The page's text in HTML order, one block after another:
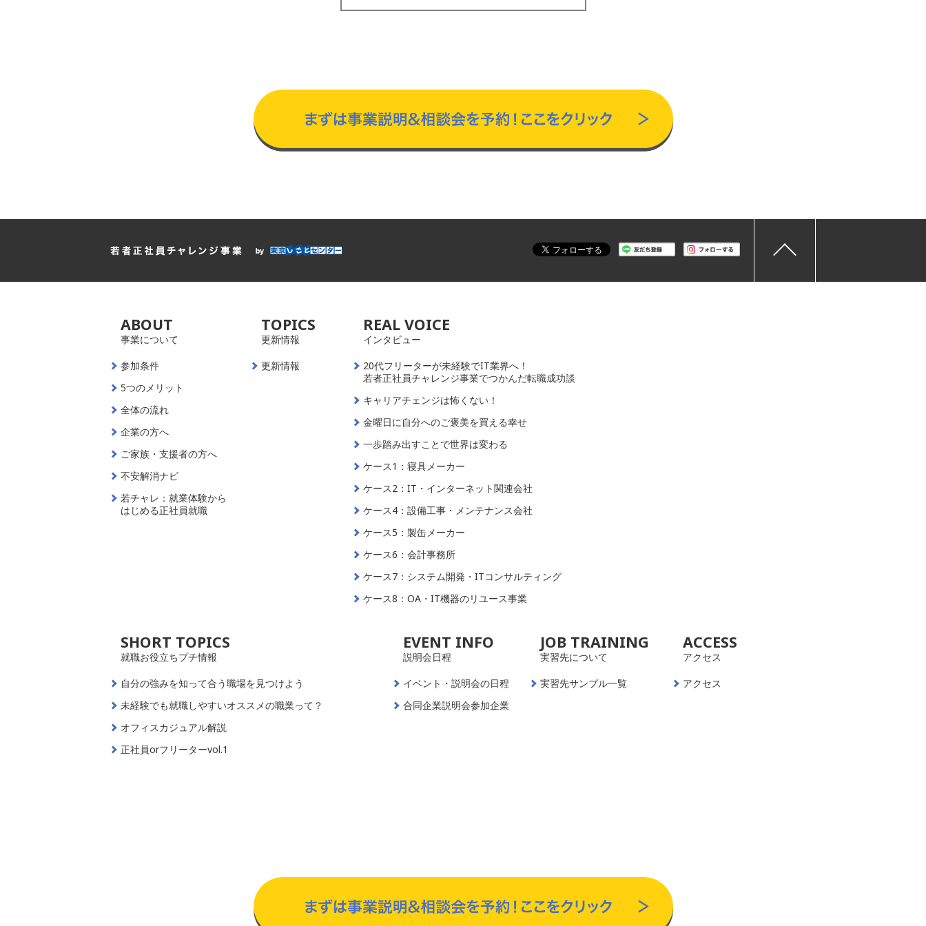
ABOUT
事業について
参加条件
5つのメリット
全体の流れ
企業の方へ
ご家族・支援者の方へ
不安解消ナビ
若チャレ：就業体験から
はじめる正社員就職
TOPICS
更新情報
更新情報
REAL VOICE
インタビュー
20代フリーターが未経験でIT業界へ！
若者正社員チャレンジ事業でつかんだ転職成功談
キャリアチェンジは怖くない！
金曜日に自分へのご褒美を買える幸せ
一歩踏み出すことで世界は変わる
ケース1：寝具メーカー
ケース2：IT・インターネット関連会社
ケース4：設備工事・メンテナンス会社
ケース5：製缶メーカー
ケース6：会計事務所
ケース7：システム開発・ITコンサルティング
ケース8：OA・IT機器のリユース事業
SHORT TOPICS
就職お役立ちプチ情報
自分の強みを知って合う職場を見つけよう
未経験でも就職しやすいオススメの職業って？
オフィスカジュアル解説
正社員orフリーターvol.1
EVENT INFO
説明会日程
イベント・説明会の日程
合同企業説明会参加企業
JOB TRAINING
実習先について
実習先サンプル一覧
ACCESS
アクセス
アクセス